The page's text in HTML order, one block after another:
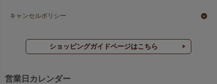
キャンセルポリシー
ショッピングガイドページはこちら
営業日カレンダー